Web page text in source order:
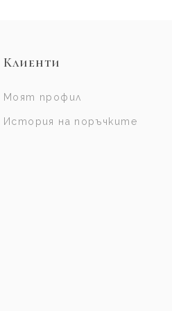
Клиенти
Моят профил
История на поръчките